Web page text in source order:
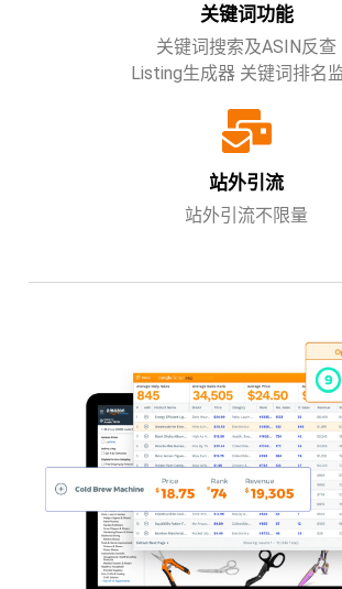
关键词功能
关键词搜索及ASIN反查
Listing生成器 关键词排名
站外引流
站外引流不限量